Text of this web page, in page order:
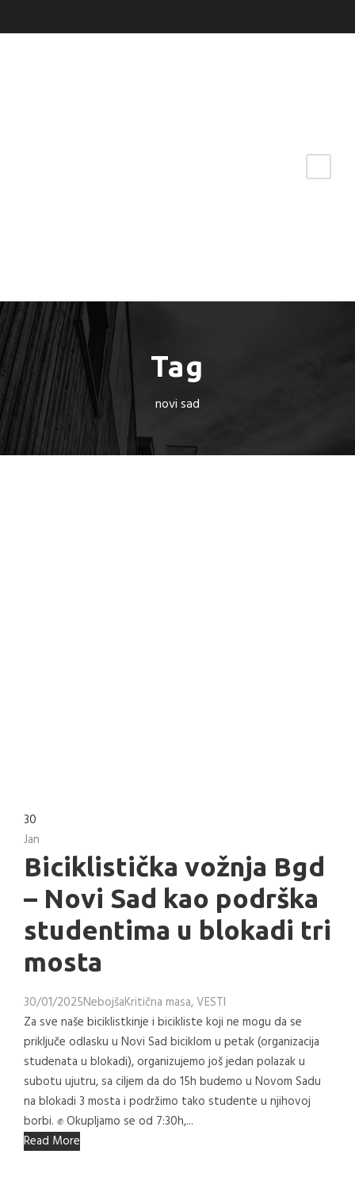
Tag
novi sad
30
Jan
Biciklistička vožnja Bgd
– Novi Sad kao podrška
studentima u blokadi tri
mosta
30/01/2025NebojšaKritična masa,VESTI
Za sve naše biciklistkinje i bicikliste koji ne mogu da se
priključe odlasku u Novi Sad biciklom u petak (organizacija
studenata u blokadi), organizujemo još jedan polazak u
subotu ujutru, sa ciljem da do 15h budemo u Novom Sadu
na blokadi 3 mosta i podržimo tako studente u njihovoj
borbi. ✊ Okupljamo se od 7:30h,...
Read More